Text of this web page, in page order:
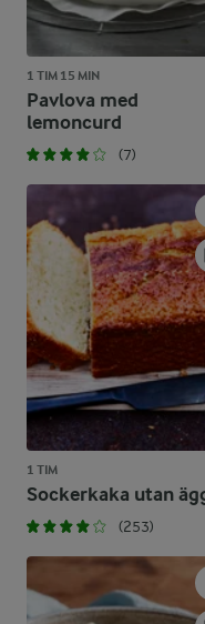
1 TIM 15 MIN
Pavlova med
lemoncurd
(7)
1 TIM
Sockerkaka utan
(253)